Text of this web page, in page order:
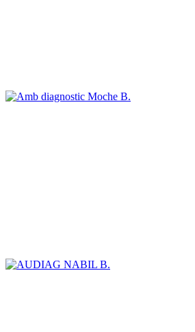
Moche B.
NABIL B.